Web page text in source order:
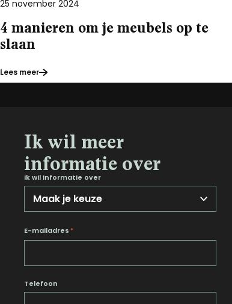
25 november 2024
4 manieren om je meubels op te
slaan
Lees meer
Ik wil meer
informatie over
Ik wil informatie over
E-mailadres *
Telefoon